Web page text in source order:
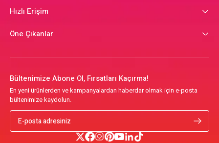
Hızlı Erişim
Öne Çıkanlar
Bültenimize Abone Ol, Fırsatları Kaçırma!
En yeni ürünlerden ve kampanyalardan haberdar olmak için e-posta
bültenimize kaydolun.